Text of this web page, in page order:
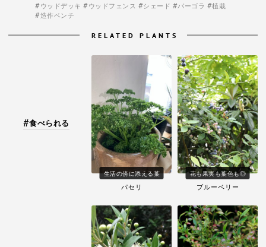
ウッドデッキ ウッドフェンス シェード パーゴラ
植栽
造作ベンチ
RELATED PLANTS
食べられる
生活の傍に添える葉
パセリ
花も果実も葉色も◎
ブルーベリー